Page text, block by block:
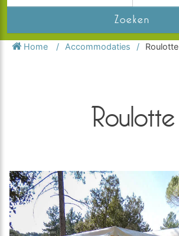
Zoeken
Home Accommodaties Roulotte
Roulotte